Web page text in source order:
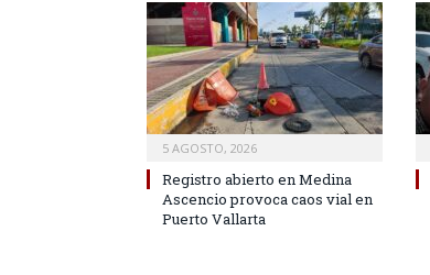
5 AGOSTO, 2026
Registro abierto en Medina
Ascencio provoca caos vial en
Puerto Vallarta